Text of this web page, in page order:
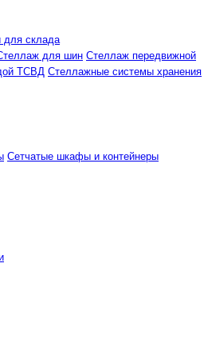
для склада
для шин Стеллаж передвижной
ТСВД Стеллажные системы хранения
Сетчатые шкафы и контейнеры